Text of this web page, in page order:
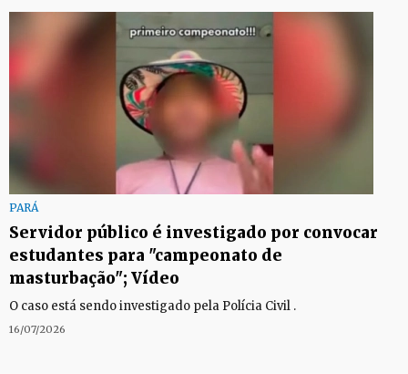
PARÁ
Servidor público é investigado por convocar
estudantes para "campeonato de
masturbação"; Vídeo
O caso está sendo investigado pela Polícia Civil .
16/07/2026